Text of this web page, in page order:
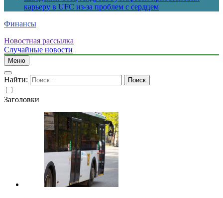
карьеру в UFC из-за проблем с сердцем
Финансы
Новостная рассылка
Случайные новости
Меню
Найти:
Заголовки